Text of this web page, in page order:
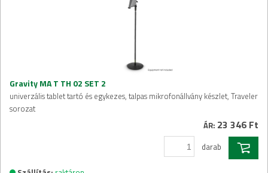
Gravity MA T TH 02 SET 2
univerzális tablet tartó és egykezes, talpas mikrofonállvány készlet, Traveler
sorozat
ÁR: 23 346 Ft
darab